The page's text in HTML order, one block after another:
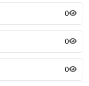
0
0
0